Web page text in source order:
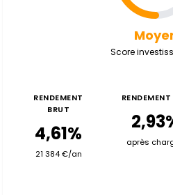
Score
RENDEMENT
BRUT
4,61%
21 384 €/an
après